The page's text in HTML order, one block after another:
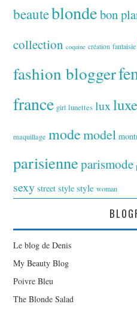
beauteblondebon
collection coquine création fantaisie
fashion blogger
france girl lunettes luxluxe
maquillage modemodel
parisienneparismode
sexy street style style woman
Le blog de Denis
My Beauty Blog
Poivre Bleu
The Blonde Salad